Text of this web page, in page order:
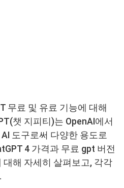
무료 및 유료 기능에 대해
챗 지피티)는 OpenAI에서
도구로써 다양한 용도로
4 가격과 무료 gpt 버전
해 자세히 살펴보고, 각각